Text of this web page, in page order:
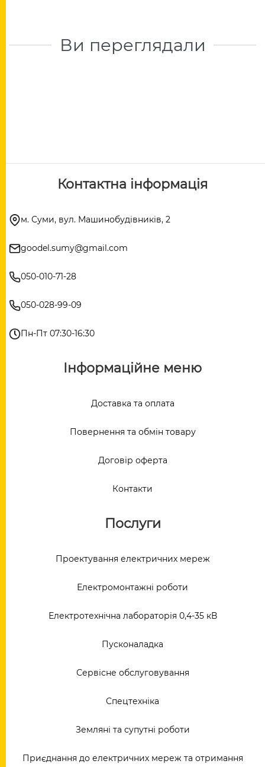
Ви переглядали
Контактна інформація
м. Суми, вул. Машинобудівників, 2
goodel.sumy@gmail.com
050-010-71-28
050-028-99-09
Пн-Пт 07:30-16:30
Інформаційне меню
Доставка та оплата
Повернення та обмін товару
Договір оферта
Контакти
Послуги
Проектування електричних мереж
Електромонтажні роботи
Електротехнічна лабораторія 0,4-35 кВ
Пусконаладка
Сервісне обслуговування
Спецтехніка
Земляні та супутні роботи
Приєднання до електричних мереж та отримання